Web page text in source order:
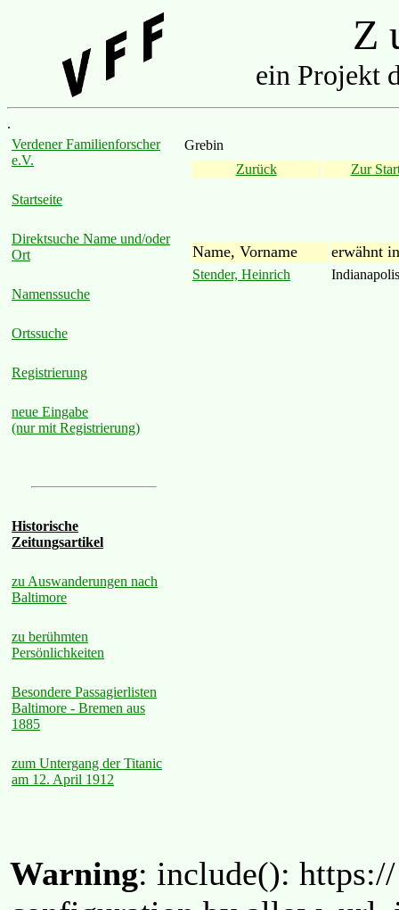
Z
ein Projekt
.
Verdener Familienforscher
e.V.
Startseite
Direktsuche Name und/oder
Ort
Namenssuche
Ortssuche
Registrierung
neue Eingabe
(nur mit Registrierung)
Historische
Zeitungsartikel
zu Auswanderungen nach
Baltimore
zu berühmten
Persönlichkeiten
Besondere Passagierlisten
Baltimore - Bremen aus
1885
zum Untergang der Titanic
am 12. April 1912
Grebin
Zurück
Zur
Name, Vorname erwähnt in
Stender, Heinrich
Warning: include():